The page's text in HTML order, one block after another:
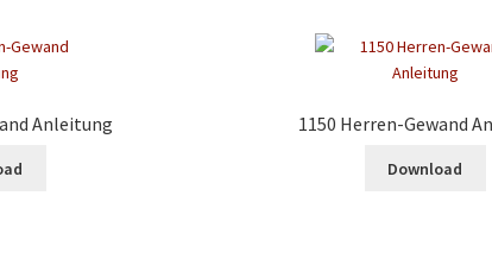
Anleitung 1150 Herren-Gewand
Download